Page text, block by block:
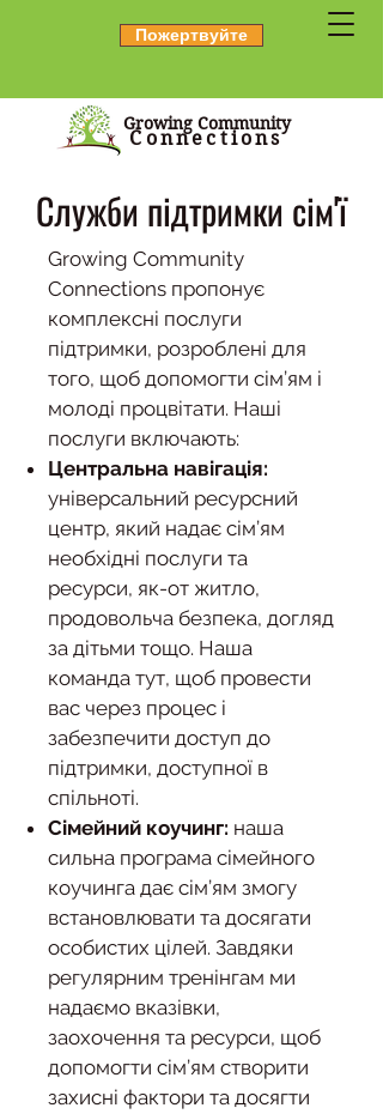
Пожертвуйте
Growing Community
Connections
Служби підтримки сім'ї
Growing Community
Connections пропонує
комплексні послуги
підтримки, розроблені для
того, щоб допомогти сім’ям і
молоді процвітати. Наші
послуги включають:
Центральна навігація:
універсальний ресурсний
центр, який надає сім’ям
необхідні послуги та
ресурси, як-от житло,
продовольча безпека, догляд
за дітьми тощо. Наша
команда тут, щоб провести
вас через процес і
забезпечити доступ до
підтримки, доступної в
спільноті.
Сімейний коучинг: наша
сильна програма сімейного
коучинга дає сім’ям змогу
встановлювати та досягати
особистих цілей. Завдяки
регулярним тренінгам ми
надаємо вказівки,
заохочення та ресурси, щоб
допомогти сім’ям створити
захисні фактори та досягти